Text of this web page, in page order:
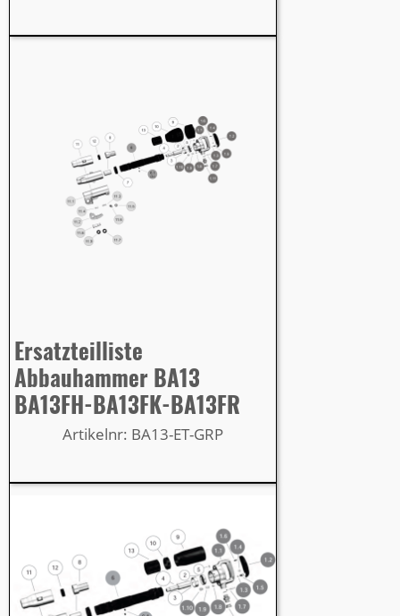
Ersatzteilliste
Abbauhammer BA13
BA13FH-BA13FK-BA13FR
Artikelnr: BA13-ET-GRP